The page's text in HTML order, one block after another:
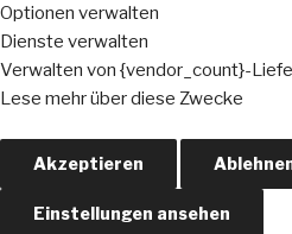
Optionen verwalten
Dienste verwalten
Verwalten von {vendor_count}-
Lese mehr über diese Zwecke
Akzeptieren
Einstellungen ansehen